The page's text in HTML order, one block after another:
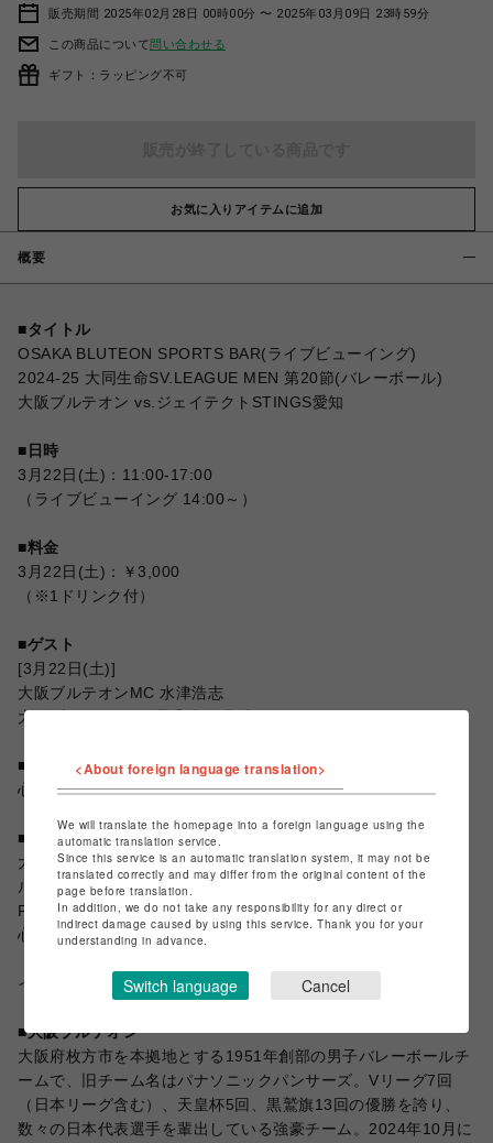
販売期間 2025年02月28日 00時00分 〜 2025年03月09日 23時59分
この商品について問い合わせる
ギフト：ラッピング不可
お気に入りアイテムに追加
概要
■タイトル
OSAKA BLUTEON SPORTS BAR(ライブビューイング)
2024-25 大同生命SV.LEAGUE MEN 第20節(バレーボール)
大阪ブルテオン vs.ジェイテクトSTINGS愛知
■日時
3月22日(土)：11:00-17:00
（ライブビューイング 14:00～）
■料金
3月22日(土)：￥3,000
（※1ドリンク付）
■ゲスト
[3月22日(土)]
大阪ブルテオンMC 水津浩志
大阪ブルテオンOB選手 兒玉康成
■会場
心斎橋パルコB2F 心斎橋ネオン食堂街
■イベント内容
大阪府枚方市を本拠地とする男子バレーボールチーム「大阪ブ
ルテオン」のSVリーグ公式戦のライブビューイングを、心斎橋
PARCO B2F特設会場にて開催！！
心より参加申込をお待ちしております。
イベント内容の詳細はこちら
■大阪ブルテオン
大阪府枚方市を本拠地とする1951年創部の男子バレーボールチ
ームで、旧チーム名はパナソニックパンサーズ。Vリーグ7回
（日本リーグ含む）、天皇杯5回、黒鷲旗13回の優勝を誇り、
数々の日本代表選手を輩出している強豪チーム。2024年10月に
<About foreign language translation>
We will translate the homepage into a foreign language using the
automatic translation service.
Since this service is an automatic translation system, it may not be
translated correctly and may differ from the original content of the
page before translation.
In addition, we do not take any responsibility for any direct or
indirect damage caused by using this service. Thank you for your
understanding in advance.
Switch language Cancel